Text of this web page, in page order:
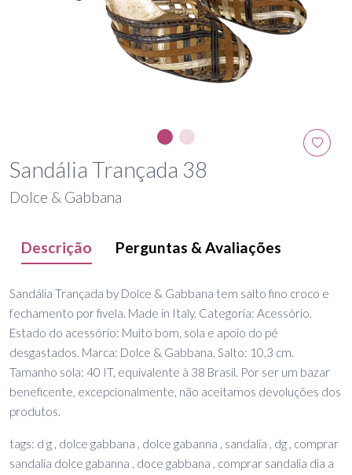
Sandália Trançada 38
Dolce & Gabbana
Descrição Perguntas & Avaliações
Sandália Trançada by Dolce & Gabbana tem salto fino croco e
fechamento por fivela. Made in Italy. Categoria: Acessório.
Estado do acessório: Muito bom, sola e apoio do pé
desgastados. Marca: Dolce & Gabbana. Salto: 10,3 cm.
Tamanho sola: 40 IT, equivalente à 38 Brasil. Por ser um bazar
beneficente, excepcionalmente, não aceitamos devoluções dos
produtos.
tags: d g , dolce gabbana , dolce gabanna , sandalia , dg , comprar
sandalia dolce gabanna , doce gabbana , comprar sandalia dia a